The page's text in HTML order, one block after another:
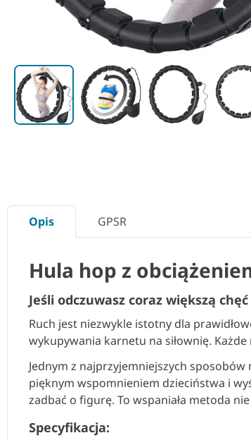
Opis GPSR
Hula hop z
Jeśli odczuwasz coraz większą
Ruch jest niezwykle istotny dla
wykupywania karnetu na siłownię.
Jednym z najprzyjemniejszych
pięknym wspomnieniem dzieciństwa i
zadbać o figurę. To wspaniała metoda
Specyfikacja: